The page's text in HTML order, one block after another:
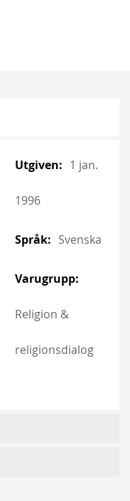
Information1 jan.
1996
Svenska
Religion &
religionsdialog